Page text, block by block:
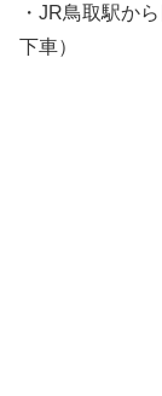
・JR鳥取駅か
下車）